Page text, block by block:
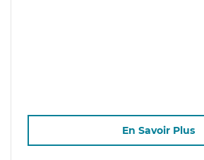
En Savoir Plus